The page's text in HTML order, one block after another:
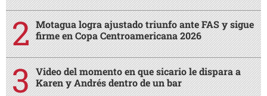
Motagua logra ajustado triunfo ante FAS y sigue
firme en Copa Centroamericana 2026
Video del momento en que sicario le dispara a
Karen y Andrés dentro de un bar